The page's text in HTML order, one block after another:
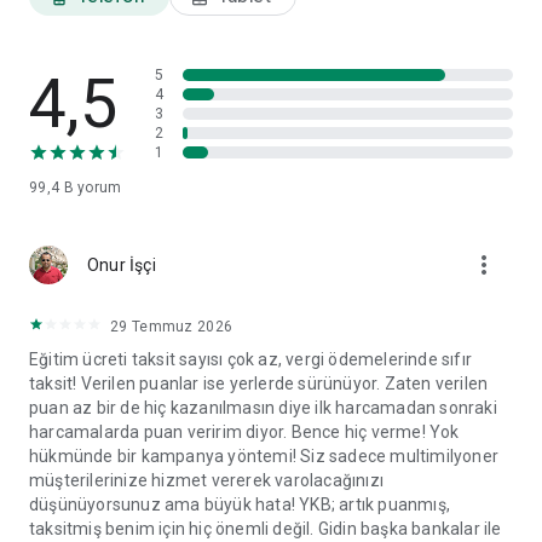
World Mobil'i yorumlarınız doğrultusunda geliştirmeye devam
edeceğiz.
4,5
99,4 B yorum
5
4
3
2
1
Onur İşçi more_vert
29 Temmuz 2026
Eğitim ücreti taksit sayısı çok az, vergi ödemelerinde sıfır
taksit! Verilen puanlar ise yerlerde sürünüyor. Zaten verilen
puan az bir de hiç kazanılmasın diye ilk harcamadan sonraki
harcamalarda puan veririm diyor. Bence hiç verme! Yok
hükmünde bir kampanya yöntemi! Siz sadece multimilyoner
müşterilerinize hizmet vererek varolacağınızı
düşünüyorsunuz ama büyük hata! YKB; artık puanmış,
taksitmiş benim için hiç önemli değil. Gidin başka bankalar ile